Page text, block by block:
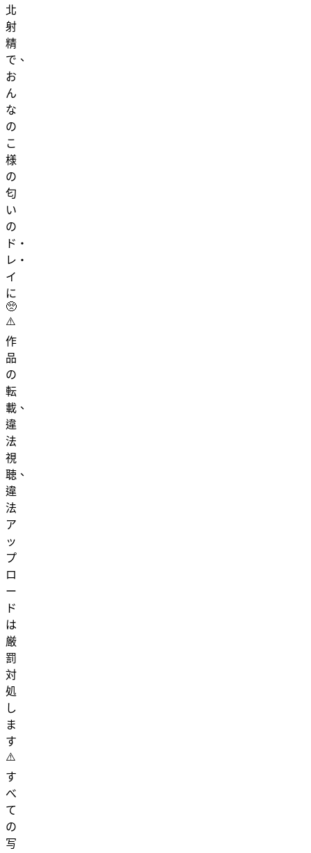
北
射
精
で、
お
ん
な
の
こ
様
の
匂
い
の
ド・
レ・
イ
に
🥺
⚠️
作
品
の
転
載、
違
法
視
聴、
違
法
ア
ッ
プ
ロ
ー
ド
は
厳
罰
対
処
し
ま
す
⚠️
す
べ
て
の
写